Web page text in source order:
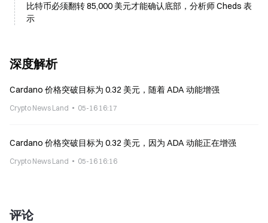
比特币必须翻转 85,000 美元才能确认底部，分析师 Cheds 表
示
深度解析
Cardano 价格突破目标为 0.32 美元，随着 ADA 动能增强
Crypto News Land 05-16 16:17
Cardano 价格突破目标为 0.32 美元，因为 ADA 动能正在增强
Crypto News Land 05-16 16:16
评论